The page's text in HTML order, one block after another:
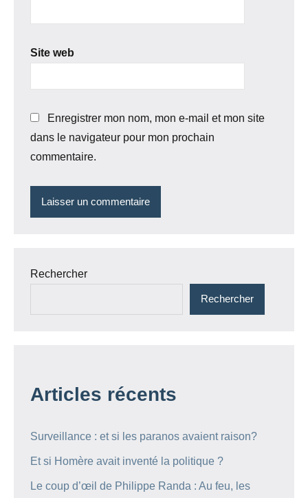
Site web
Enregistrer mon nom, mon e-mail et mon site
dans le navigateur pour mon prochain
commentaire.
Rechercher
Rechercher
Articles récents
Surveillance : et si les paranos avaient raison?
Et si Homère avait inventé la politique ?
Le coup d’œil de Philippe Randa : Au feu, les